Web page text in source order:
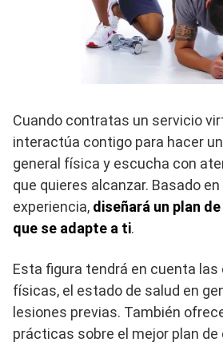
Cuando contratas un servicio
interactúa contigo para hacer
general física y escucha con
que quieres alcanzar. Basado
experiencia, diseñará un plan
que se adapte a ti.
Esta figura tendrá en cuenta las
físicas, el estado de salud en
lesiones previas. También
prácticas sobre el mejor plan de